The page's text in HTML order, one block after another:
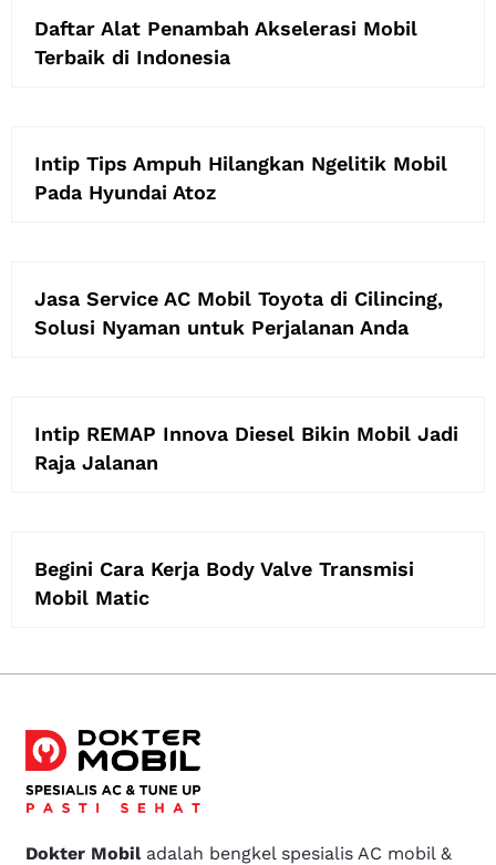
Daftar Alat Penambah Akselerasi Mobil
Terbaik di Indonesia
Intip Tips Ampuh Hilangkan Ngelitik Mobil
Pada Hyundai Atoz
Jasa Service AC Mobil Toyota di Cilincing,
Solusi Nyaman untuk Perjalanan Anda
Intip REMAP Innova Diesel Bikin Mobil Jadi
Raja Jalanan
Begini Cara Kerja Body Valve Transmisi
Mobil Matic
Dokter Mobiladalah bengkel spesialis AC mobil &